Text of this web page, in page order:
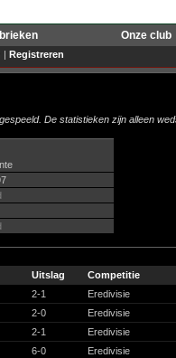
Onze club
| Registreren
De statistieken zijn alleen
Uitslag
Competitie
2-1
Eredivisie
2-0
Eredivisie
2-1
Eredivisie
6-0 Eredivisie